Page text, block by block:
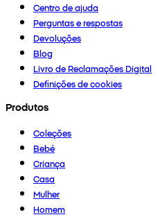
Centro de ajuda
Perguntas e respostas
Devoluções
Blog
Livro de Reclamações Digital
Definições de cookies
Produtos
Coleções
Bebé
Criança
Casa
Mulher
Homem